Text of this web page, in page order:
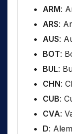
ARM:
ARS:
AUS:
BOT:
BUL:
CHN:
CUB:
CVA:
D: